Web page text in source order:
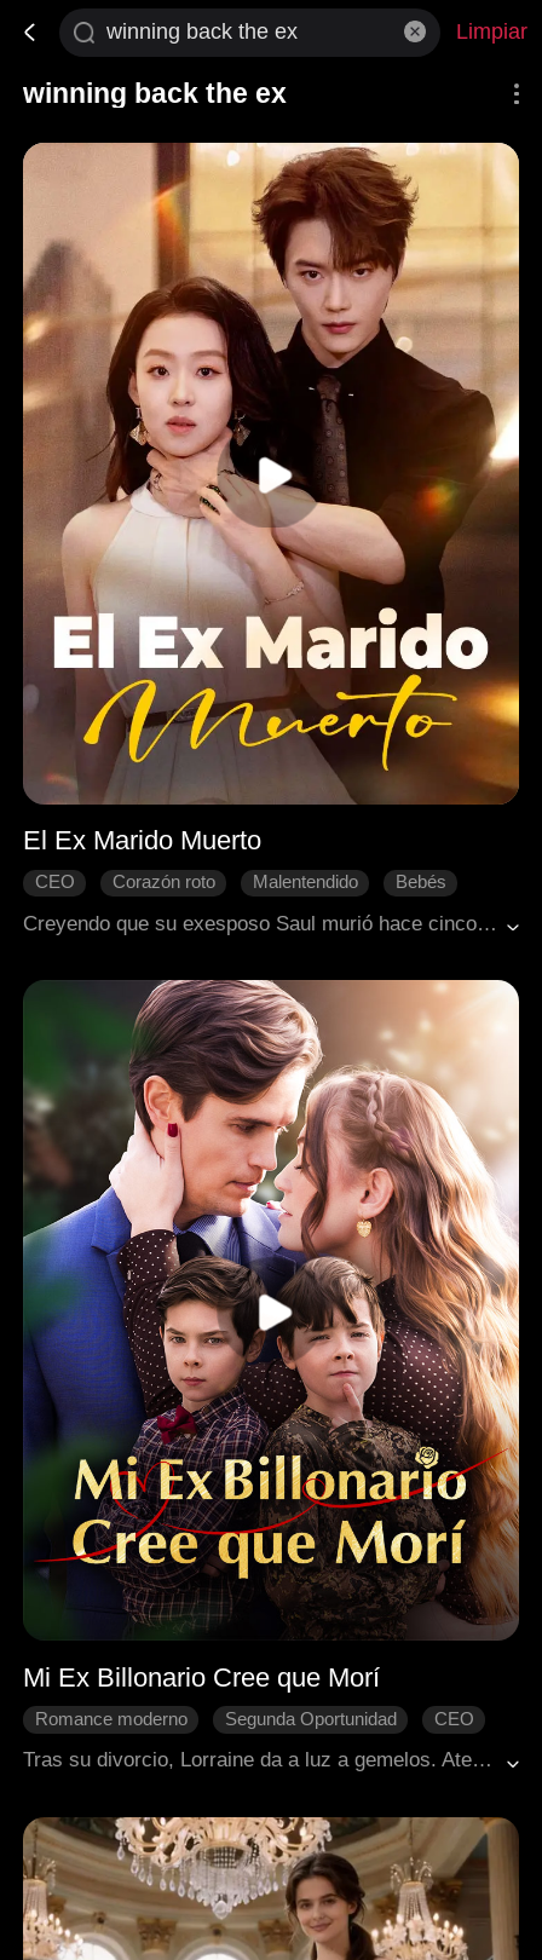
Limpiar
winning back the ex
El Ex Marido Muerto
CEO Corazón roto Malentendido
Bebés
Creyendo que su exesposo Saul murió hace cinco años, Cathy ha criado sola a su hijo secreto. Pero Saul, quien en realidad fingió su muerte y ahora es un magnate, regresa buscando venganza. La contrata como niñera para atormentarla, pero pronto descubre la verdad sobre su hijo y los sacrificios de Cathy. Ahora, lleno de remordimiento, deberá luchar para reconquistar a la mujer que tanto lastimó.
Mi Ex Billonario Cree que Morí
Romance moderno Segunda Oportunidad
CEO
Tras su divorcio, Lorraine da a luz a gemelos. Aterrorizada de que su exesposo multimillonario le arrebate a ambos niños, toma al menor, finge su propia muerte y huye sin dejar rastro. Ocho años después, regresa con su hijo. Con la tierna y astuta ayuda de los gemelos, ella y su exesposo logran aclarar sus viejos malentendidos y reconciliarse.